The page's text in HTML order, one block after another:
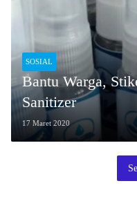
SOSIAL
Bantu Warga,
Sanitizer
17 Maret 2020